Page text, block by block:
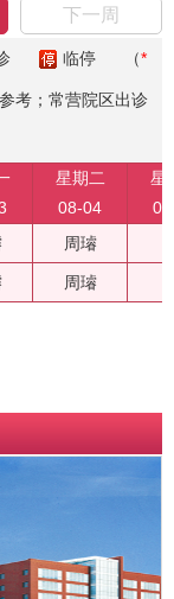
下一周
临停 （*
考；常营院区出诊
星期二
08-04
星
周璿
周璿